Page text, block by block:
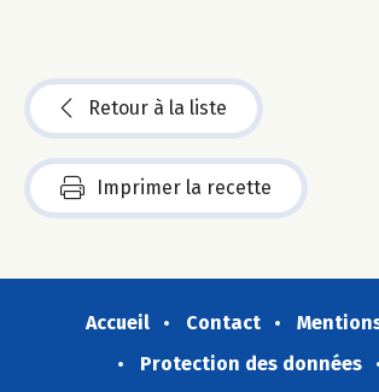
Retour à la liste
Imprimer la recette
Accueil Contact
Protection des données